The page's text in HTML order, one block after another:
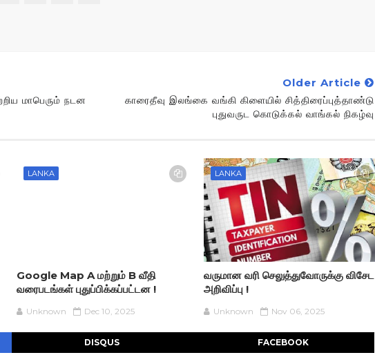
மாபெரும் நடன
Older Article
காரைதீவு இலங்கை வங்கி கிளையில் சித்திரைப்புத்தாண்டு
புதுவருட கொடுக்கல் வாங்கல் நிகழ்வு
LANKA
Google Map A மற்றும் B வீதி
வரைபடங்கள் புதுப்பிக்கப்பட்டன !
Unknown Dec 10, 2025
LANKA
வருமான வரி செலுத்துவோருக்கு விசேட
அறிவிப்பு !
Unknown Nov 06, 2025
DISQUS FACEBOOK